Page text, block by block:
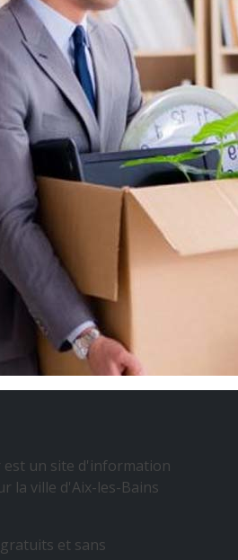
est un site d'information
la ville d'Aix-les-Bains
et sans